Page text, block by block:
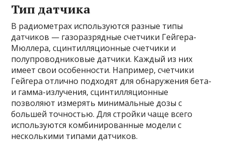
Тип датчика
В радиометрах используются разные типы
датчиков — газоразрядные счетчики Гейгера-
Мюллера, сцинтилляционные счетчики и
полупроводниковые датчики. Каждый из них
имеет свои особенности. Например, счетчики
Гейгера отлично подходят для обнаружения бета-
и гамма-излучения, сцинтилляционные
позволяют измерять минимальные дозы с
большей точностью. Для стройки чаще всего
используются комбинированные модели с
несколькими типами датчиков.